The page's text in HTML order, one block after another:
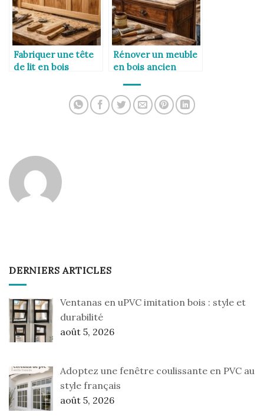
Fabriquer une tête
de lit en bois
Rénover un meuble
en bois ancien
DERNIERS ARTICLES
Ventanas en uPVC imitation bois : style et
durabilité
août 5, 2026
Adoptez une fenêtre coulissante en PVC au
style français
août 5, 2026